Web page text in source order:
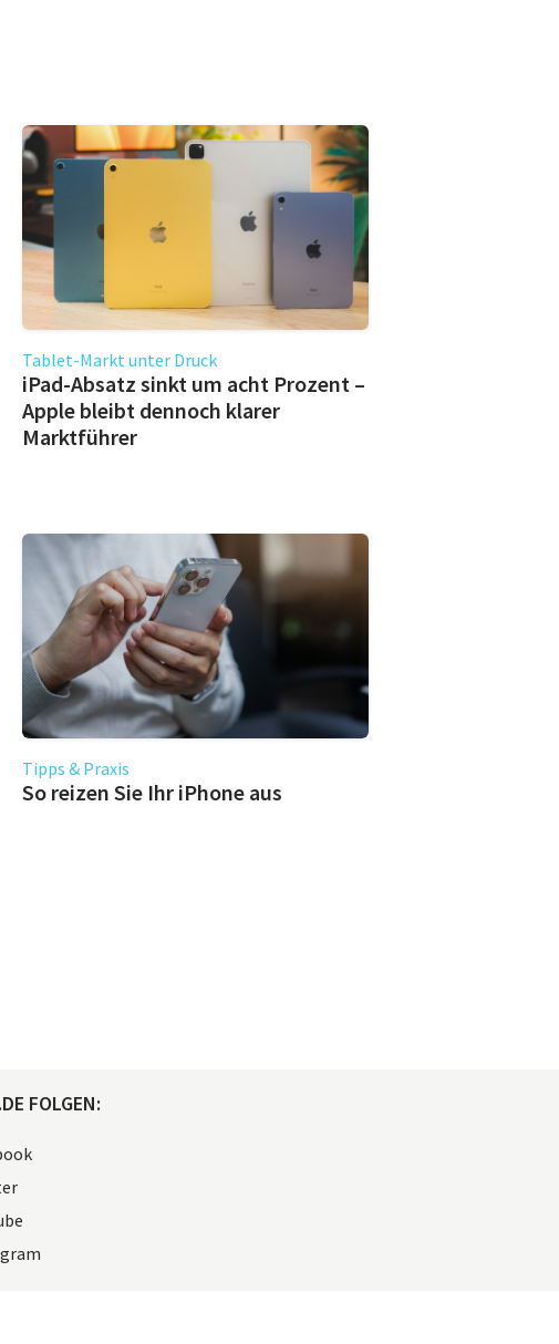
Tablet-Markt unter Druck
iPad-Absatz sinkt um acht Prozent –
Apple bleibt dennoch klarer
Marktführer
Tipps & Praxis
So reizen Sie Ihr iPhone aus
FOLGEN: